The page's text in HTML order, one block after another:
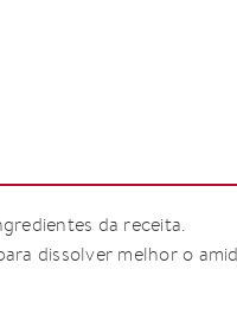
da receita.
dissolver melhor o